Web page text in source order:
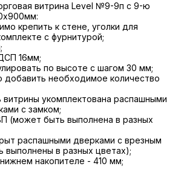
витрина Level №9-9п с 9-ю
крепить к стене, уголки для
с фурнитурой;
16мм;
по высоте с шагом 30 мм;
добавить необходимое количество
витрины укомплектована распашными
с замком;
(может быть выполнена в разных
распашными дверками с врезным
выполнены в разных цветах);
накопителе - 410 мм;